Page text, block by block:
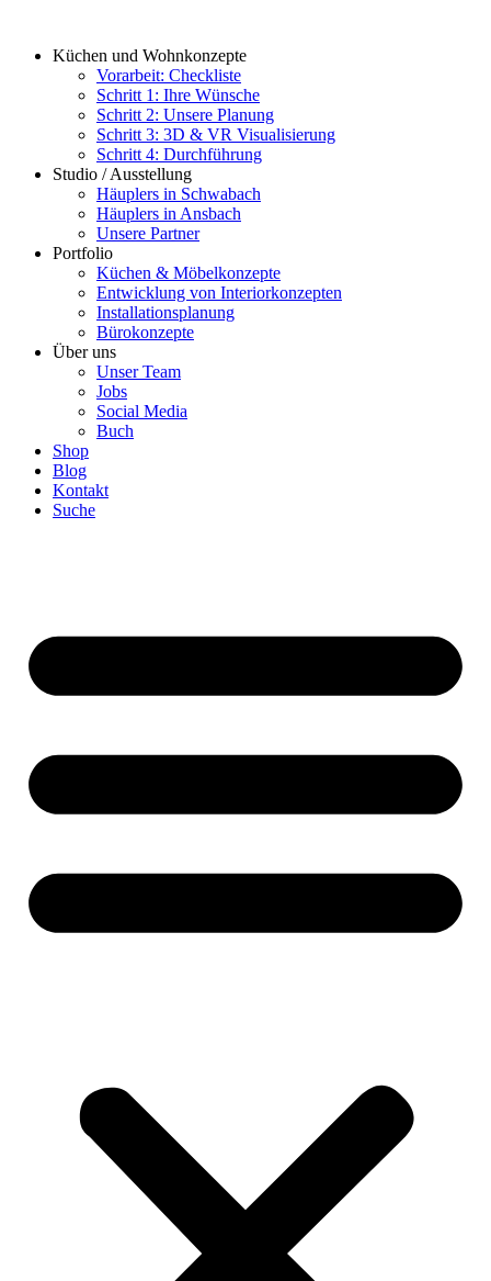
springenKüchen und Wohnkonzepte
Vorarbeit: Checkliste
Schritt 1: Ihre Wünsche
Schritt 2: Unsere Planung
Schritt 3: 3D & VR Visualisierung
Schritt 4: Durchführung
Studio / Ausstellung
Häuplers in Schwabach
Häuplers in Ansbach
Unsere Partner
Portfolio
Küchen & Möbelkonzepte
Entwicklung von Interiorkonzepten
Installationsplanung
Bürokonzepte
Über uns
Unser Team
Jobs
Social Media
Buch
Shop
Blog
Kontakt
Suche